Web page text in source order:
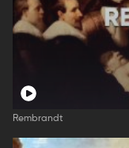
Rembrandt